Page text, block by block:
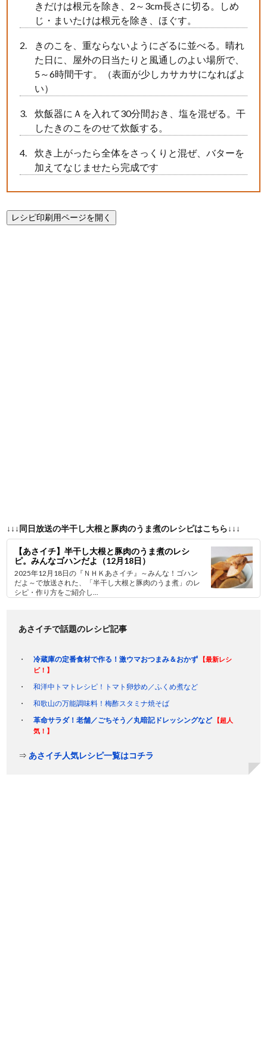
きだけは根元を除き、2～3cm長さに切る。しめ
じ・まいたけは根元を除き、ほぐす。
きのこを、重ならないようにざるに並べる。晴れ
た日に、屋外の日当たりと風通しのよい場所で、
5～6時間干す。（表面が少しカサカサになればよ
い）
炊飯器にＡを入れて30分間おき、塩を混ぜる。干
したきのこをのせて炊飯する。
炊き上がったら全体をさっくりと混ぜ、バターを
加えてなじませたら完成です
↓↓↓同日放送の半干し大根と豚肉のうま煮のレシピはこちら↓↓↓
【あさイチ】半干し大根と豚肉のうま煮のレシ
ピ。みんなゴハンだよ（12月18日）
2025年12月18日の『ＮＨＫあさイチ』～みんな！ゴハン
だよ～で放送された、「半干し大根と豚肉のうま煮」のレ
シピ・作り方をご紹介し...
あさイチで話題のレシピ記事
冷蔵庫の定番食材で作る！激ウマおつまみ＆おかず
【最新レシ
ピ！】
和洋中トマトレシピ！トマト卵炒め／ふくめ煮など
和歌山の万能調味料！梅酢スタミナ焼そば
革命サラダ！老舗／ごちそう／丸暗記ドレッシングなど
【超人
気！】
⇒ あさイチ人気レシピ一覧はコチラ